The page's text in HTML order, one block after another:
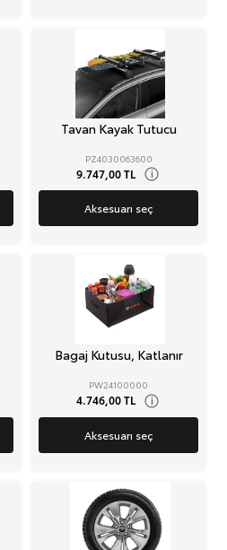
Tavan Kayak Tutucu
PZ4030063600
9.747,00 TL i
Aksesuarı seç
Bagaj Kutusu, Katlanır
PW24100000
4.746,00 TL i
Aksesuarı seç